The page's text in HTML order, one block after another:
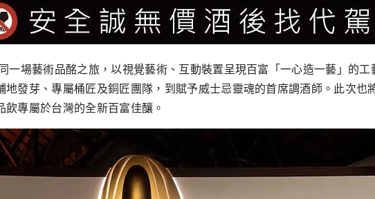
一場藝術品酩之旅，以視覺藝術、互動裝置呈現百富「一心造一藝」的
地發芽、專屬桶匠及銅匠團隊，到賦予威士忌靈魂的首席調酒師。此次
專屬於台灣的全新百富佳釀。